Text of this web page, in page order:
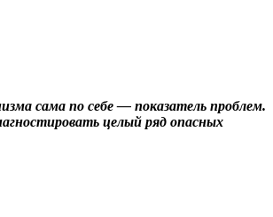
сама по себе — показатель проблем.
целый ряд опасных